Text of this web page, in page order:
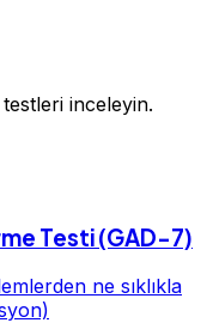
inceleyin.
Testi (GAD-7)
ne sıklıkla